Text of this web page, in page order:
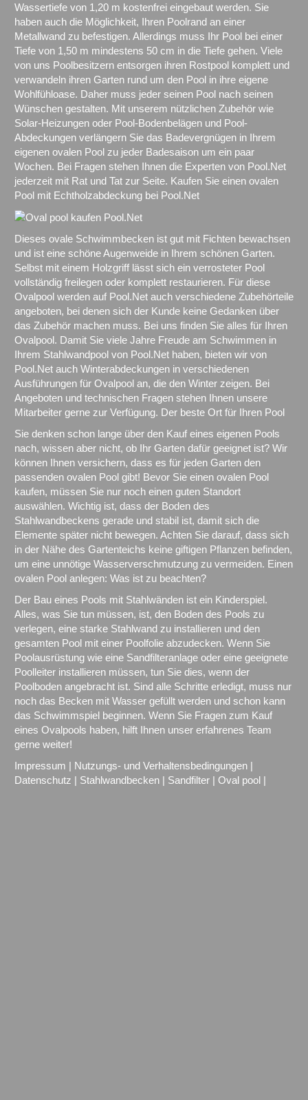
Wassertiefe von 1,20 m kostenfrei eingebaut werden. Sie
haben auch die Möglichkeit, Ihren Poolrand an einer
Metallwand zu befestigen. Allerdings muss Ihr Pool bei einer
Tiefe von 1,50 m mindestens 50 cm in die Tiefe gehen. Viele
von uns Poolbesitzern entsorgen ihren Rostpool komplett und
verwandeln ihren Garten rund um den Pool in ihre eigene
Wohlfühloase. Daher muss jeder seinen Pool nach seinen
Wünschen gestalten. Mit unserem nützlichen Zubehör wie
Solar-Heizungen oder Pool-Bodenbelägen und Pool-
Abdeckungen verlängern Sie das Badevergnügen in Ihrem
eigenen ovalen Pool zu jeder Badesaison um ein paar
Wochen. Bei Fragen stehen Ihnen die Experten von Pool.Net
jederzeit mit Rat und Tat zur Seite. Kaufen Sie einen ovalen
Pool mit Echtholzabdeckung bei Pool.Net
Dieses ovale Schwimmbecken ist gut mit Fichten bewachsen
und ist eine schöne Augenweide in Ihrem schönen Garten.
Selbst mit einem Holzgriff lässt sich ein verrosteter Pool
vollständig freilegen oder komplett restaurieren. Für diese
Ovalpool werden auf Pool.Net auch verschiedene Zubehörteile
angeboten, bei denen sich der Kunde keine Gedanken über
das Zubehör machen muss. Bei uns finden Sie alles für Ihren
Ovalpool. Damit Sie viele Jahre Freude am Schwimmen in
Ihrem Stahlwandpool von Pool.Net haben, bieten wir von
Pool.Net auch Winterabdeckungen in verschiedenen
Ausführungen für Ovalpool an, die den Winter zeigen. Bei
Angeboten und technischen Fragen stehen Ihnen unsere
Mitarbeiter gerne zur Verfügung. Der beste Ort für Ihren Pool
Sie denken schon lange über den Kauf eines eigenen Pools
nach, wissen aber nicht, ob Ihr Garten dafür geeignet ist? Wir
können Ihnen versichern, dass es für jeden Garten den
passenden ovalen Pool gibt! Bevor Sie einen ovalen Pool
kaufen, müssen Sie nur noch einen guten Standort
auswählen. Wichtig ist, dass der Boden des
Stahlwandbeckens gerade und stabil ist, damit sich die
Elemente später nicht bewegen. Achten Sie darauf, dass sich
in der Nähe des Gartenteichs keine giftigen Pflanzen befinden,
um eine unnötige Wasserverschmutzung zu vermeiden. Einen
ovalen Pool anlegen: Was ist zu beachten?
Der Bau eines Pools mit Stahlwänden ist ein Kinderspiel.
Alles, was Sie tun müssen, ist, den Boden des Pools zu
verlegen, eine starke Stahlwand zu installieren und den
gesamten Pool mit einer Poolfolie abzudecken. Wenn Sie
Poolausrüstung wie eine Sandfilteranlage oder eine geeignete
Poolleiter installieren müssen, tun Sie dies, wenn der
Poolboden angebracht ist. Sind alle Schritte erledigt, muss nur
noch das Becken mit Wasser gefüllt werden und schon kann
das Schwimmspiel beginnen. Wenn Sie Fragen zum Kauf
eines Ovalpools haben, hilft Ihnen unser erfahrenes Team
gerne weiter!
Impressum
Nutzungs- und Verhaltensbedingungen
Datenschutz
Stahlwandbecken Sandfilter Oval pool